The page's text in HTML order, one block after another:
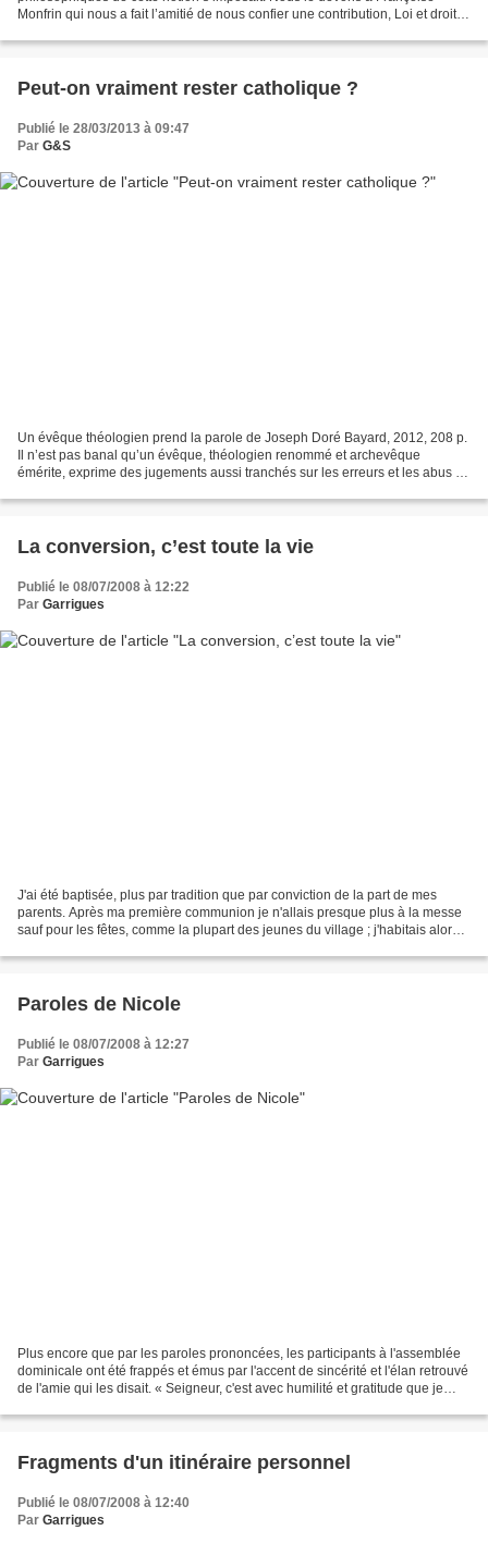
Monfrin qui nous a fait l’amitié de nous confier une contribution, Loi et droits
Peut-on vraiment rester catholique ?
Publié le 28/03/2013 à 09:47
Par G&S
Un évêque théologien prend la parole de Joseph Doré Bayard, 2012, 208 p.
Il n’est pas banal qu’un évêque, théologien renommé et archevêque
émérite, exprime des jugements aussi tranchés sur les erreurs et les abus de
La conversion, c’est toute la vie
Publié le 08/07/2008 à 12:22
Par Garrigues
J'ai été baptisée, plus par tradition que par conviction de la part de mes
parents. Après ma première communion je n'allais presque plus à la messe
sauf pour les fêtes, comme la plupart des jeunes du village ; j'habitais alors à
Paroles de Nicole
Publié le 08/07/2008 à 12:27
Par Garrigues
Plus encore que par les paroles prononcées, les participants à l'assemblée
dominicale ont été frappés et émus par l'accent de sincérité et l'élan retrouvé
de l'amie qui les disait. « Seigneur, c'est avec humilité et gratitude que je
Fragments d'un itinéraire personnel
Publié le 08/07/2008 à 12:40
Par Garrigues